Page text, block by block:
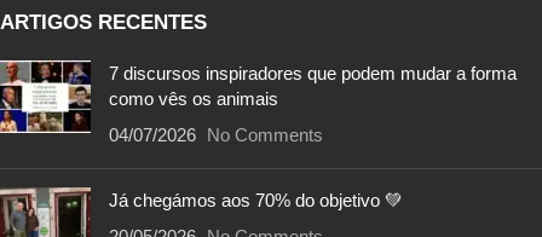
ARTIGOS RECENTES
7 discursos inspiradores que podem mudar a forma
como vês os animais
04/07/2026 No Comments
Já chegámos aos 70% do objetivo 💚